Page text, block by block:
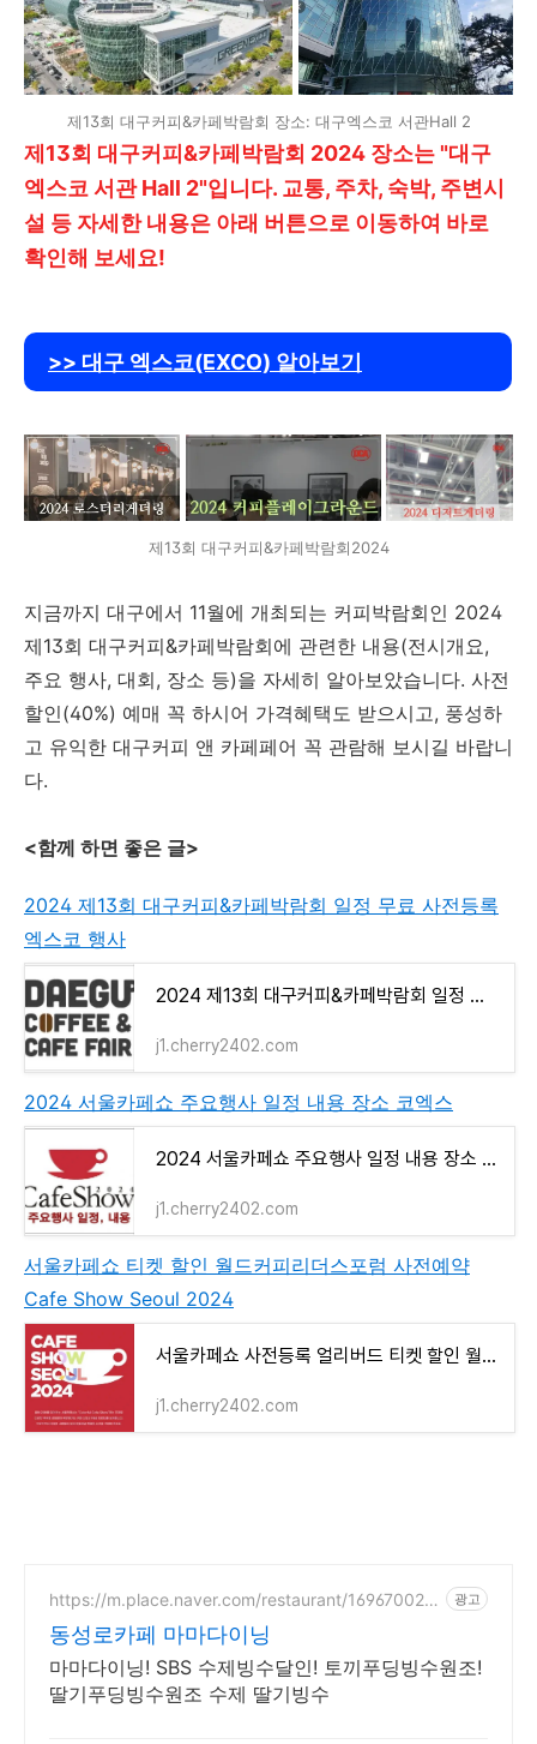
제13회 대구커피&카페박람회 장소: 대구엑스코 서관Hall 2
제13회 대구커피&카페박람회 2024 장소는 "대구
엑스코 서관 Hall 2"입니다. 교통, 주차, 숙박, 주변시
설 등 자세한 내용은 아래 버튼으로 이동하여 바로
확인해 보세요!
>> 대구 엑스코(EXCO) 알아보기
제13회 대구커피&카페박람회2024
지금까지 대구에서 11월에 개최되는 커피박람회인 2024
제13회 대구커피&카페박람회에 관련한 내용(전시개요,
주요 행사, 대회, 장소 등)을 자세히 알아보았습니다. 사전
할인(40%) 예매 꼭 하시어 가격혜택도 받으시고, 풍성하
고 유익한 대구커피 앤 카페페어 꼭 관람해 보시길 바랍니
다.
<함께 하면 좋은 글>
2024 제13회 대구커피&카페박람회 일정 무료 사전등록
엑스코 행사
2024 제13회 대구커피&카페박람회 일정 무료 사전등록 엑스코 행사
j1.cherry2402.com
2024 서울카페쇼 주요행사 일정 내용 장소 코엑스
2024 서울카페쇼 주요행사 일정 내용 장소 코엑스
j1.cherry2402.com
서울카페쇼 티켓 할인 월드커피리더스포럼 사전예약
Cafe Show Seoul 2024
서울카페쇼 사전등록 얼리버드 티켓 할인 월드커피리더스포럼 사전예약 Cafe Show Seoul 2024
j1.cherry2402.com
https://m.place.naver.com/restaurant/169670029
광고
동성로카페 마마다이닝
마마다이닝! SBS 수제빙수달인! 토끼푸딩빙수원조!
딸기푸딩빙수원조 수제 딸기빙수